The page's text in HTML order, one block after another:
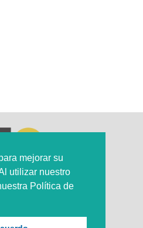
mejorar su
utilizar nuestro
Política de